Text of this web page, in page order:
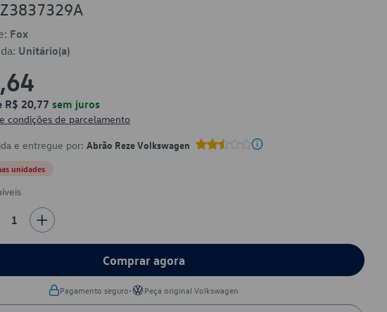
Fox
Unitário(a)
R$ 20,77 sem juros
condições de parcelamento
e entregue por: Abrão Reze Volkswagen
unidades
1
Comprar agora
Pagamento seguro• Peça original Volkswagen